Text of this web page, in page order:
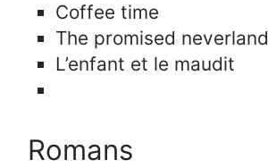
Coffee time
The promised neverland
L’enfant et le maudit
Romans